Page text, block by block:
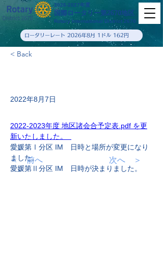
2026-2027年度
国際ロータリー第2670地区
Rotary International District 2670
ロータリーレート 2026年8月 1ドル 162円
< Back
2022年8月7日
＜ 前へ 次へ ＞
2022-2023年度 地区諸会合予定表.pdf を更
新いたしました。
愛媛第Ⅰ分区 IM　日時と場所が変更になり
ました。
愛媛第Ⅱ分区 IM　日時が決まりました。